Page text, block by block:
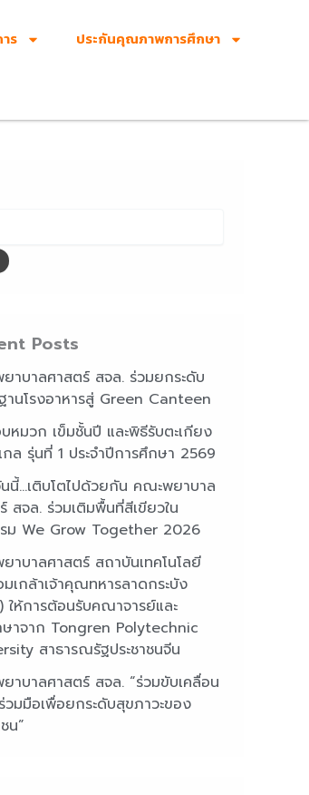
ร
ประกันคุณภาพการศึกษา
Posts
าบาลศาสตร์ สจล. ร่วมยกระดับ
านโรงอาหารสู่ Green Canteen
หมวก เข็มชั้นปี และพิธีรับตะเกียง
กล รุ่นที่ 1 ประจำปีการศึกษา 2569
นี้…เติบโตไปด้วยกัน คณะพยาบาล
สจล. ร่วมเติมพื้นที่สีเขียวใน
ม We Grow Together 2026
าบาลศาสตร์ สถาบันเทคโนโลยี
มเกล้าเจ้าคุณทหารลาดกระบัง
ให้การต้อนรับคณาจารย์และ
าจาก Tongren Polytechnic
สาธารณรัฐประชาชนจีน
าบาลศาสตร์ สจล. “ร่วมขับเคลื่อน
วมมือเพื่อยกระดับสุขภาวะของ
น”